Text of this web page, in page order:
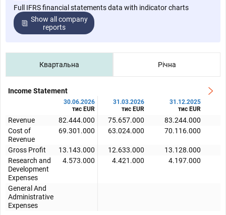
Full IFRS financial statements data with indicator charts
Show all company
reports
Квартальна Річна
Income Statement
30.06.2026
тис EUR
31.03.2026
тис EUR
31.12.2025
тис EUR
Revenue 82.444.000 75.657.000 83.244.000
Cost of
Revenue
69.301.000 63.024.000 70.116.000
Gross Profit 13.143.000 12.633.000 13.128.000
Research and
Development
Expenses
4.573.000 4.421.000 4.197.000
General And
Administrative
Expenses